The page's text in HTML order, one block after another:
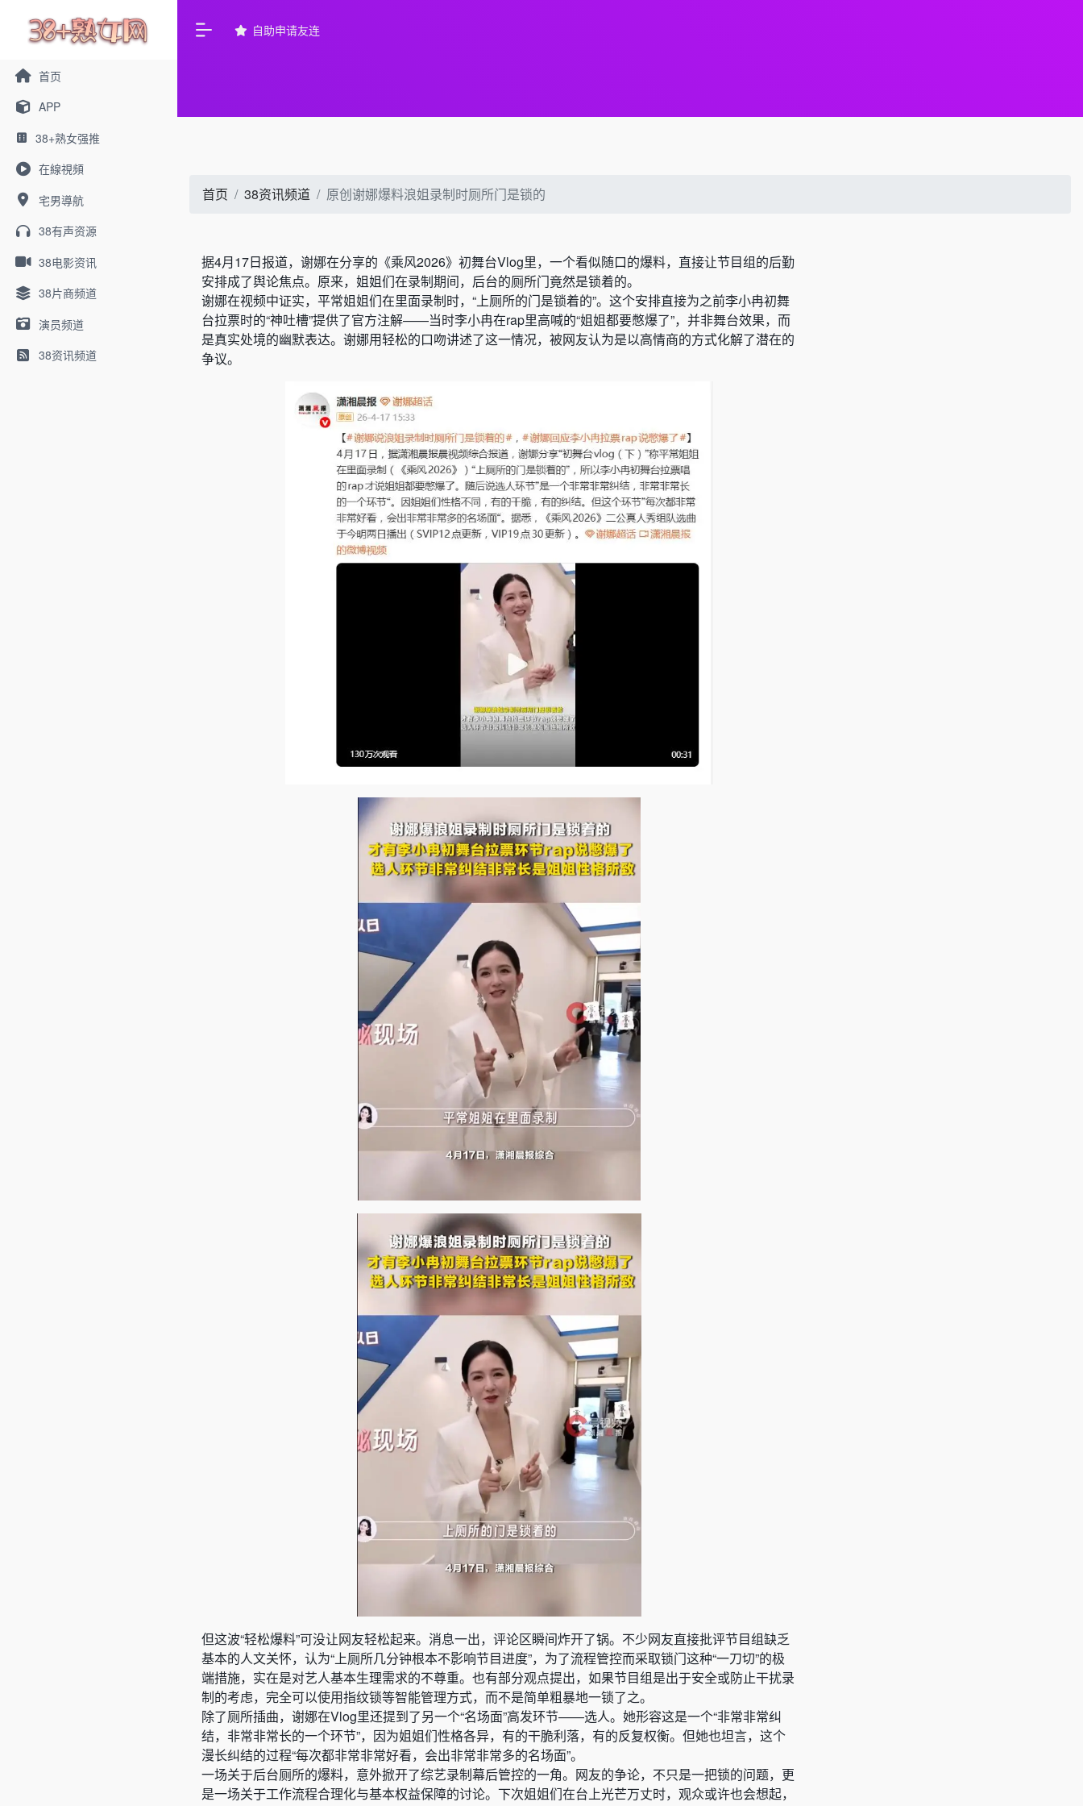
首页
APP
38+熟女强推
在線視頻
宅男導航
38有声资源
38电影资讯
38片商频道
演员频道
38资讯频道
自助申请友连
首页 38资讯频道 原创谢娜爆料浪姐录制时厕所门是锁的
据4月17日报道，谢娜在分享的《乘风2026》初舞台Vlog里，一个看似随口的爆料，直接让节目组的后勤
安排成了舆论焦点。原来，姐姐们在录制期间，后台的厕所门竟然是锁着的。
谢娜在视频中证实，平常姐姐们在里面录制时，“上厕所的门是锁着的”。这个安排直接为之前李小冉初舞
台拉票时的“神吐槽”提供了官方注解——当时李小冉在rap里高喊的“姐姐都要憋爆了”，并非舞台效果，而
是真实处境的幽默表达。谢娜用轻松的口吻讲述了这一情况，被网友认为是以高情商的方式化解了潜在的
争议。
但这波“轻松爆料”可没让网友轻松起来。消息一出，评论区瞬间炸开了锅。不少网友直接批评节目组缺乏
基本的人文关怀，认为“上厕所几分钟根本不影响节目进度”，为了流程管控而采取锁门这种“一刀切”的极
端措施，实在是对艺人基本生理需求的不尊重。也有部分观点提出，如果节目组是出于安全或防止干扰录
制的考虑，完全可以使用指纹锁等智能管理方式，而不是简单粗暴地一锁了之。
除了厕所插曲，谢娜在Vlog里还提到了另一个“名场面”高发环节——选人。她形容这是一个“非常非常纠
结，非常非常长的一个环节”，因为姐姐们性格各异，有的干脆利落，有的反复权衡。但她也坦言，这个
漫长纠结的过程“每次都非常非常好看，会出非常非常多的名场面”。
一场关于后台厕所的爆料，意外掀开了综艺录制幕后管控的一角。网友的争论，不只是一把锁的问题，更
是一场关于工作流程合理化与基本权益保障的讨论。下次姐姐们在台上光芒万丈时，观众或许也会想起，